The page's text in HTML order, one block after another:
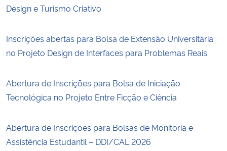
Design e Turismo Criativo
Inscrições abertas para Bolsa de Extensão Universitária
no Projeto Design de Interfaces para Problemas Reais
Abertura de Inscrições para Bolsa de Iniciação
Tecnológica no Projeto Entre Ficção e Ciência
Abertura de Inscrições para Bolsas de Monitoria e
Assistência Estudantil – DDI/CAL 2026